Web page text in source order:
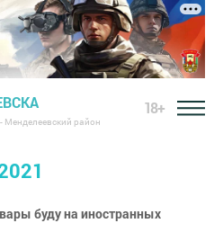
Менделеевский район
18+
буду на иностранных